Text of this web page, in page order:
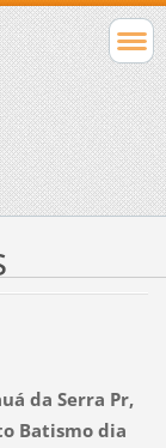
da Serra Pr,
Batismo dia